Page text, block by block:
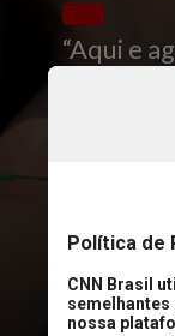
“Aqui e
me
que me
viva,
em